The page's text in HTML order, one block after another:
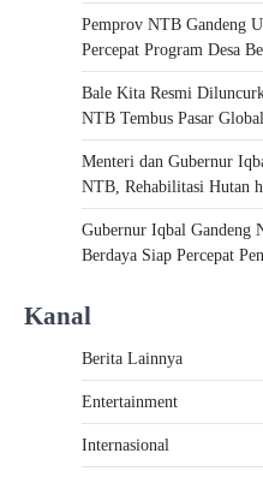
Pemprov NTB Gandeng
Percepat Program Desa
Bale Kita Resmi
NTB Tembus Pasar Global
Menteri dan Gubernur
NTB, Rehabilitasi Hutan
Gubernur Iqbal Gandeng
Berdaya Siap Percepat
Kanal
Berita Lainnya
Entertainment
Internasional